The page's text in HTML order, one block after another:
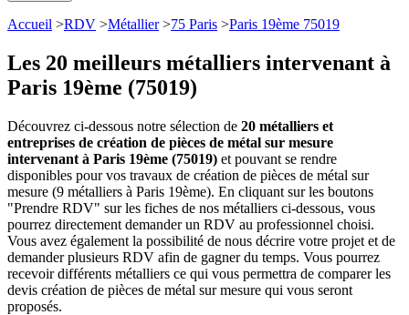
Accueil >RDV >Métallier>75 Paris >Paris 19ème 75019
Les 20 meilleurs métalliers intervenant à
Paris 19ème (75019)
Découvrez ci-dessous notre sélection de 20 métalliers et
entreprises de création de pièces de métal sur mesure
intervenant à Paris 19ème (75019) et pouvant se rendre
disponibles pour vos travaux de création de pièces de métal sur
mesure (9 métalliers à Paris 19ème). En cliquant sur les boutons
"Prendre RDV" sur les fiches de nos métalliers ci-dessous, vous
pourrez directement demander un RDV au professionnel choisi.
Vous avez également la possibilité de nous décrire votre projet et de
demander plusieurs RDV afin de gagner du temps. Vous pourrez
recevoir différents métalliers ce qui vous permettra de comparer les
devis création de pièces de métal sur mesure qui vous seront
proposés.